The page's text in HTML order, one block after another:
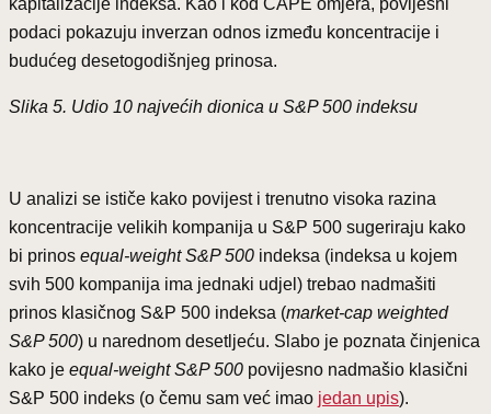
podaci pokazuju inverzan odnos između koncentracije i
budućeg desetogodišnjeg prinosa.
Slika 5. Udio 10 najvećih dionica u S&P 500 indeksu
U analizi se ističe kako povijest i trenutno visoka razina
koncentracije velikih kompanija u S&P 500 sugeriraju kako
bi prinos equal-weight S&P 500 indeksa (indeksa u kojem
svih 500 kompanija ima jednaki udjel) trebao nadmašiti
prinos klasičnog S&P 500 indeksa (market-cap weighted
S&P 500) u narednom desetljeću. Slabo je poznata činjenica
kako je equal-weight S&P 500 povijesno nadmašio klasični
S&P 500 indeks (o čemu sam već imao jedan upis).